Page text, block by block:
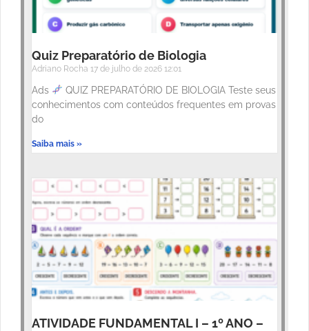
Quiz Preparatório de Biologia
Adriano Rocha 17 de julho de 2026 12:01
Ads
QUIZ PREPARATÓRIO DE BIOLOGIA Teste seus
conhecimentos com conteúdos frequentes em provas
do
Saiba mais »
ATIVIDADE FUNDAMENTAL I – 1º ANO –